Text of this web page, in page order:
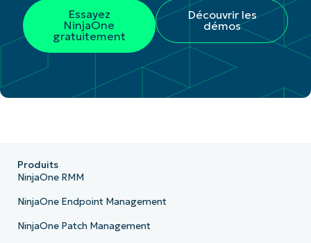
Essayez
NinjaOne
gratuitement
Découvrir les
démos
Produits
NinjaOne RMM
NinjaOne Endpoint Management
NinjaOne Patch Management